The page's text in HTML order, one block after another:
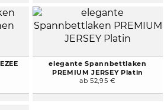
elegante Spannbettlaken
PREMIUM JERSEY Platin
ab 52,95 €